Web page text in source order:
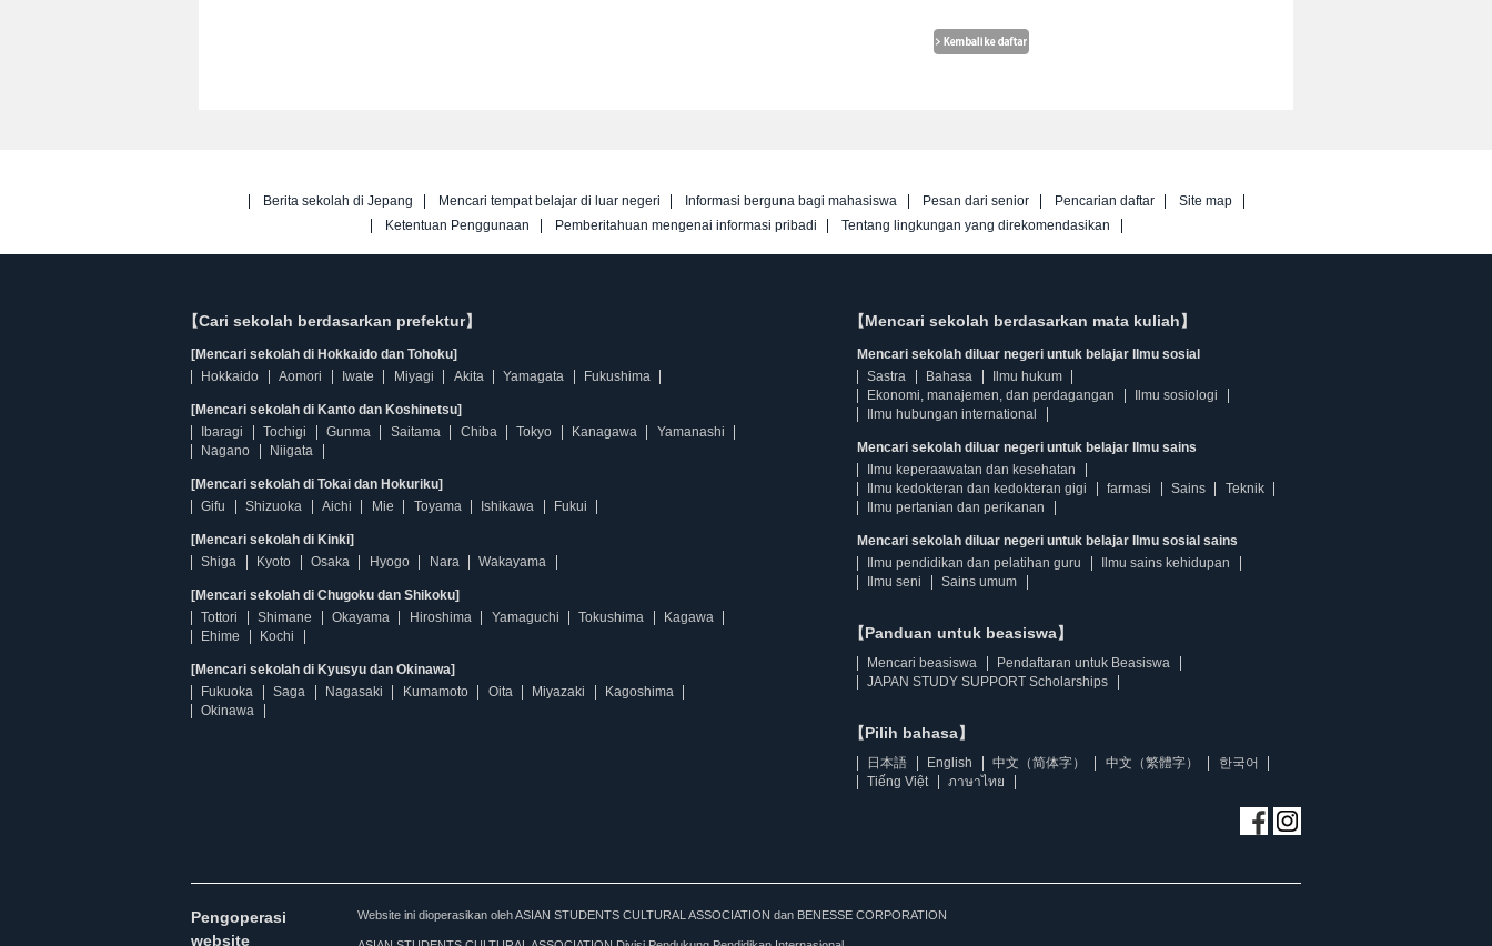
Berita sekolah di Jepang Mencari tempat belajar di luar negeri Informasi berguna bagi mahasiswa Pesan dari senior Pencarian daftar
Site map
Ketentuan Penggunaan
Pemberitahuan mengenai informasi pribadi Tentang lingkungan yang direkomendasikan
【Cari sekolah berdasarkan prefektur】
[Mencari sekolah di Hokkaido dan Tohoku]
Hokkaido
Aomori Iwate Miyagi Akita Yamagata Fukushima
[Mencari sekolah di Kanto dan Koshinetsu]
Ibaragi
Tochigi Gunma Saitama Chiba Tokyo Kanagawa
Yamanashi
Nagano
Niigata
[Mencari sekolah di Tokai dan Hokuriku]
Gifu
Shizuoka Aichi Mie Toyama Ishikawa Fukui
[Mencari sekolah di Kinki]
Shiga
Kyoto Osaka Hyogo Nara Wakayama
[Mencari sekolah di Chugoku dan Shikoku]
Tottori
Shimane Okayama Hiroshima Yamaguchi Tokushima
Kagawa
Ehime
Kochi
[Mencari sekolah di Kyusyu dan Okinawa]
Fukuoka
Saga Nagasaki Kumamoto Oita Miyazaki
Kagoshima
Okinawa
【Mencari sekolah berdasarkan mata kuliah】
Mencari sekolah diluar negeri untuk belajar Ilmu sosial
Sastra
Bahasa
Ilmu hukum
Ekonomi, manajemen, dan perdagangan
Ilmu sosiologi
Ilmu hubungan international
Mencari sekolah diluar negeri untuk belajar Ilmu sains
Ilmu keperaawatan dan kesehatan
Ilmu kedokteran dan kedokteran gigi
farmasi Sains
Teknik
Ilmu pertanian dan perikanan
Mencari sekolah diluar negeri untuk belajar Ilmu sosial sains
Ilmu pendidikan dan pelatihan guru
Ilmu sains kehidupan
Ilmu seni
Sains umum
【Panduan untuk beasiswa】
Mencari beasiswa
Pendaftaran untuk Beasiswa
JAPAN STUDY SUPPORT Scholarships
【Pilih bahasa】
日本語 English 中文（简体字） 中文（繁體字）
한국어
Tiếng Việt
ภาษาไทย
Pengoperasi
website
Website ini dioperasikan oleh ASIAN STUDENTS CULTURAL ASSOCIATION dan BENESSE CORPORATION